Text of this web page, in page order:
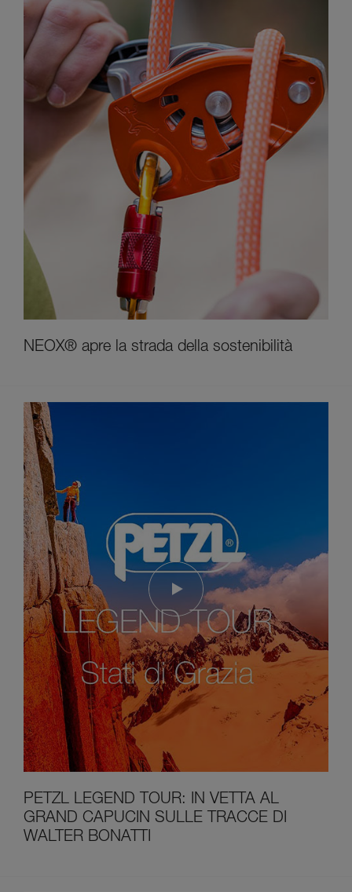
NEOX® apre la strada della sostenibilità
PETZL LEGEND TOUR: IN VETTA AL
GRAND CAPUCIN SULLE TRACCE DI
WALTER BONATTI